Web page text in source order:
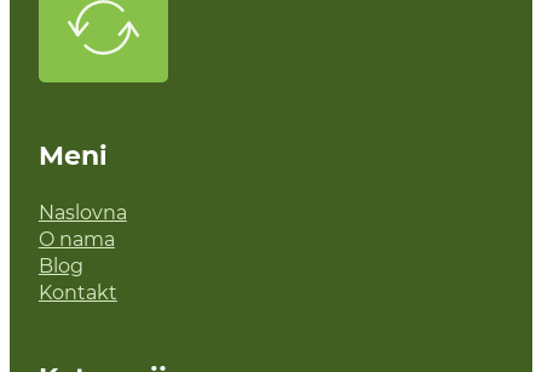
Meni
Naslovna
O nama
Blog
Kontakt